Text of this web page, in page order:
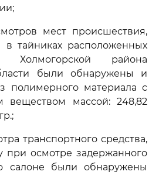
мест происшествия,
в тайниках расположенных
Холмогорской района
были обнаружены и
полимерного материала с
веществом массой: 248,82
транспортного средства,
при осмотре задержанного
салоне были обнаружены